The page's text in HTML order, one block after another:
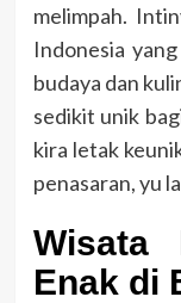
melimpah.
Indonesia
budaya dan
sedikit unik
kira letak
penasaran, yu
Wisata
Enak di